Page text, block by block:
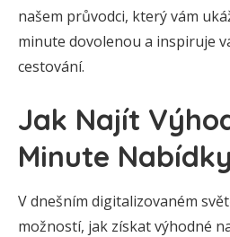
našem průvodci, který vám
minute dovolenou a inspiruje
cestování.
Jak Najít
Minute Nabídky
V dnešním digitalizovaném
možností, jak získat výhodné